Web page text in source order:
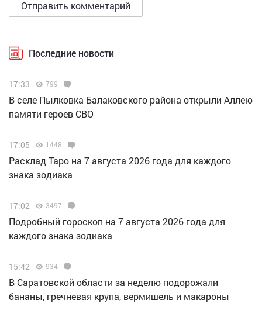
Последние новости
17:33 799
В селе Пылковка Балаковского района открыли Аллею
памяти героев СВО
17:05 1448
Расклад Таро на 7 августа 2026 года для каждого
знака зодиака
17:02 3497
Подробный гороскоп на 7 августа 2026 года для
каждого знака зодиака
15:42 934
В Саратовской области за неделю подорожали
бананы, гречневая крупа, вермишель и макароны